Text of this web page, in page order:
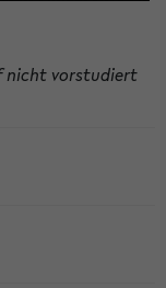
nicht vorstudiert